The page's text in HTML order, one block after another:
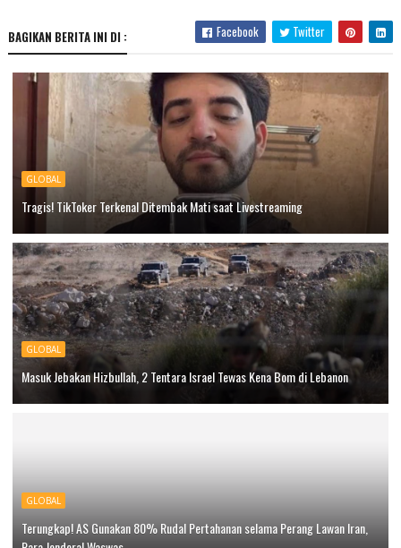
BAGIKAN BERITA INI DI : Facebook Twitter
GLOBAL
Tragis! TikToker Terkenal Ditembak Mati saat Livestreaming
GLOBAL
Masuk Jebakan Hizbullah, 2 Tentara Israel Tewas Kena Bom di Lebanon
GLOBAL
Terungkap! AS Gunakan 80% Rudal Pertahanan selama Perang Lawan Iran,